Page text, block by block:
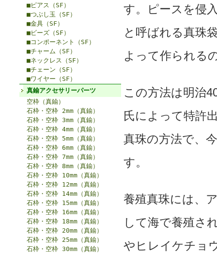
■ピアス（SF）
■つぶし玉（SF）
■金具（SF）
■ビーズ（SF）
■コンポーネント（SF）
■チャーム（SF）
■ネックレス（SF）
■チェーン（SF）
■ワイヤー（SF）
真鍮アクセサリーパーツ
空枠（真鍮）
石枠・空枠 2mm（真鍮）
石枠・空枠 3mm（真鍮）
石枠・空枠 4mm（真鍮）
石枠・空枠 5mm（真鍮）
石枠・空枠 6mm（真鍮）
石枠・空枠 7mm（真鍮）
石枠・空枠 8mm（真鍮）
石枠・空枠 10mm（真鍮）
石枠・空枠 12mm（真鍮）
石枠・空枠 14mm（真鍮）
石枠・空枠 15mm（真鍮）
石枠・空枠 16mm（真鍮）
石枠・空枠 18mm（真鍮）
石枠・空枠 20mm（真鍮）
石枠・空枠 25mm（真鍮）
石枠・空枠 30mm（真鍮）
す。ピースを侵
と呼ばれる真珠
よって作られる
この方法は明治
氏によって特許
真珠の方法で、
す。
養殖真珠には、
して海で養殖さ
やヒレイケチョ